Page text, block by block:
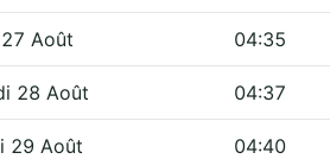
Août 04:35
28 Août 04:37
29 Août 04:40